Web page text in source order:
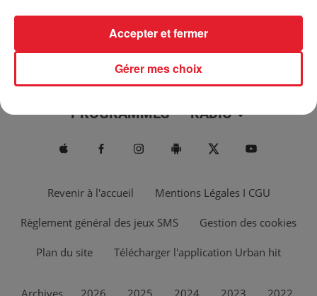
ACTUS MUSIQUES
PROGRAMMES RADIO
Revenir à l'accueil Mentions Légales I CGU
Règlement général des jeux SMS Gestion des cookies
Plan du site Télécharger l'application Urban hit
Archives 2026 2025 2024 2023 2022
Gérer mes choix
Accepter et fermer